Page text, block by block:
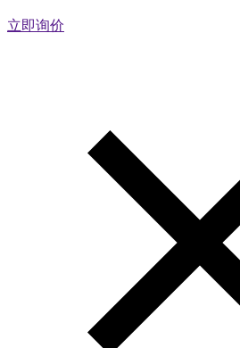
立即询价